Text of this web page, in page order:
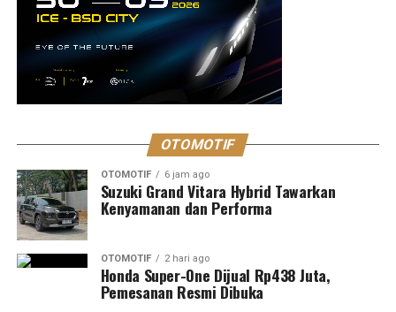
OTOMOTIF
OTOMOTIF 6 jam ago
Suzuki Grand Vitara Hybrid Tawarkan
Kenyamanan dan Performa
OTOMOTIF 2 hari ago
Honda Super-One Dijual Rp438 Juta,
Pemesanan Resmi Dibuka